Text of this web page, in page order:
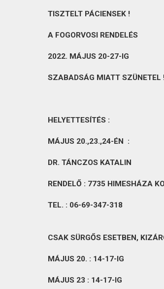
KAPCSOLAT
TISZTELT PÁCIENSEK !
A FOGORVOSI RENDELÉS
2022. MÁJUS 20-27-IG
SZABADSÁG MIATT SZÜNETEL
HELYETTESÍTÉS :
MÁJUS 20.,23.,24-ÉN :
DR. TÁNCZOS KATALIN
RENDELŐ : 7735 HIMESHÁZA
TEL. : 06-69-347-318
CSAK SÜRGŐS ESETBEN,
MÁJUS 20. : 14-17-IG
MÁJUS 23 : 14-17-IG